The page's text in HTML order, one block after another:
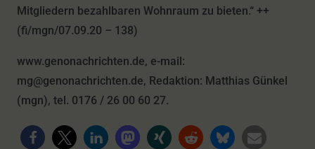
Mitgliedern bezahlbaren Wohnraum zu bieten.“ ++
(fi/mgn/07.09.20 – 138)
www.genonachrichten.de, e-mail:
mg@genonachrichten.de, Redaktion: Matthias Günkel
(mgn), tel. 0176 / 26 00 60 27.